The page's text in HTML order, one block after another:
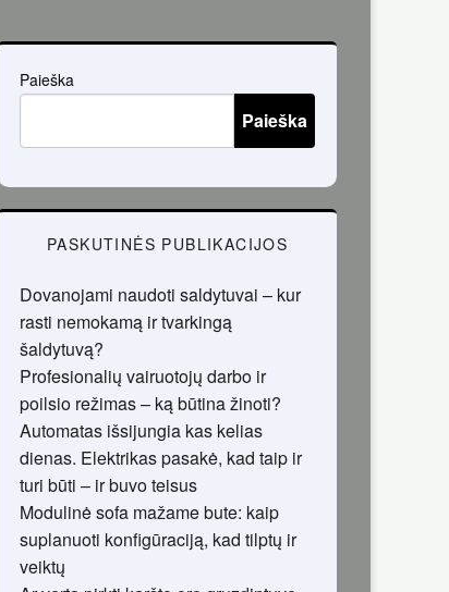
Paieška
Paieška
PASKUTINĖS PUBLIKACIJOS
Dovanojami naudoti saldytuvai – kur
rasti nemokamą ir tvarkingą
šaldytuvą?
Profesionalių vairuotojų darbo ir
poilsio režimas – ką būtina žinoti?
Automatas išsijungia kas kelias
dienas. Elektrikas pasakė, kad taip ir
turi būti – ir buvo teisus
Modulinė sofa mažame bute: kaip
suplanuoti konfigūraciją, kad tilptų ir
veiktų